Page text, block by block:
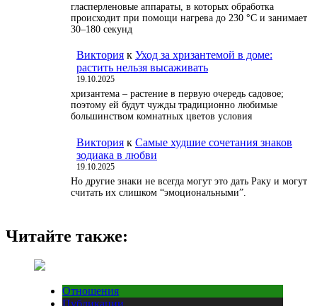
гласперленовые аппараты, в которых обработка
происходит при помощи нагрева до 230 °С и занимает
30–180 секунд
Виктория к Уход за хризантемой в доме:
растить нельзя высаживать
19.10.2025
хризантема – растение в первую очередь садовое;
поэтому ей будут чужды традиционно любимые
большинством комнатных цветов условия
Виктория к Самые худшие сочетания знаков
зодиака в любви
19.10.2025
Но другие знаки не всегда могут это дать Раку и могут
считать их слишком “эмоциональными”.
Читайте также:
Отношения